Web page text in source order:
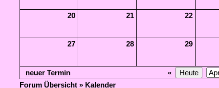
20 21 22
27 28 29
neuer Termin
«
Forum Übersicht » Kalender